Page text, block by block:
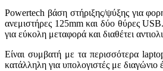
Powertech βάση στήριξης/ψύξης για
ανεμιστήρες 125mm και δύο θύρες
για εύκολη μεταφορά και διαθέτει
Είναι συμβατή με τα περισσότερα
κατάλληλη για υπολογιστές με διαγώνιο